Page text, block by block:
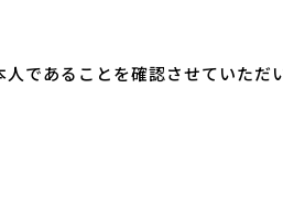
であることを確認させていただ